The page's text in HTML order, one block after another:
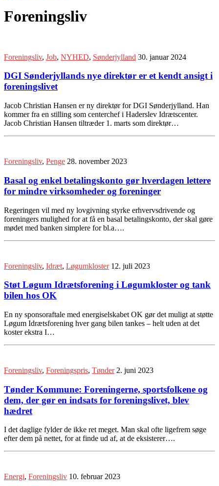
Foreningsliv
Foreningsliv, Job, NYHED, Sønderjylland 30. januar 2024
DGI Sønderjyllands nye direktør er et kendt ansigt i
foreningslivet
Jacob Christian Hansen er ny direktør for DGI Sønderjylland. Han
kommer fra en stilling som centerchef i Haderslev Idrætscenter.
Jacob Christian Hansen tiltræder 1. marts som direktør…
Foreningsliv, Penge 28. november 2023
Basal og enkel betalingskonto gør hverdagen lettere
for mindre virksomheder og foreninger
Regeringen vil med ny lovgivning styrke erhvervsdrivende og
foreningers mulighed for at få en basal betalingskonto, der skal gøre
mødet med banken simplere for bl.a….
Foreningsliv, Idræt, Løgumkloster 12. juli 2023
Støt Løgum Idrætsforening i Løgumkloster og tank
bilen hos OK
En ny sponsoraftale med energiselskabet OK gør det muligt at støtte
Løgum Idrætsforening hver gang bilen tankes – helt uden at det
koster ekstra I…
Foreningsliv, Foreningspris, Tønder 2. juni 2023
Tønder Kommune: Foreningerne, sportsfolkene og
dem, der gør en indsats for foreningslivet, blev
hædret
I det daglige fylder de ikke ret meget. Man skal ofte ligefrem søge
efter dem på nettet, for at finde ud af, at de eksisterer….
Energi, Foreningsliv 10. februar 2023